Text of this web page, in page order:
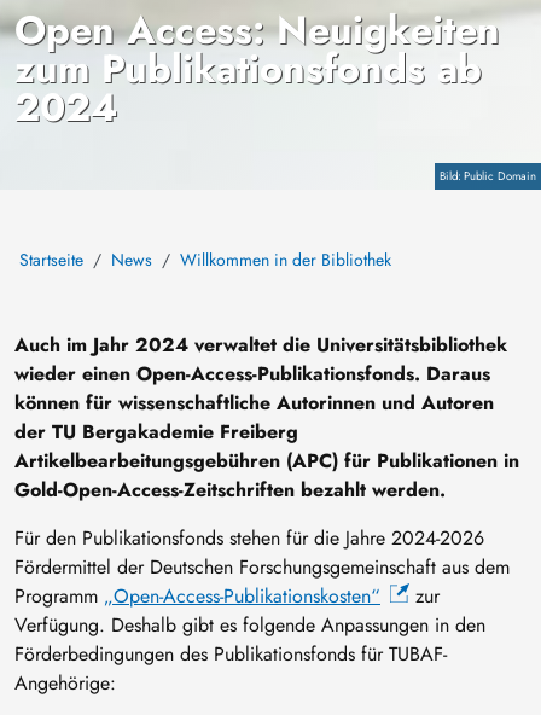
CopyrightPublic Domain
Open Access: Neuigkeiten
zum Publikationsfonds ab
2024
Startseite News Willkommen in der Bibliothek
Auch im Jahr 2024 verwaltet die Universitätsbibliothek
wieder einen Open-Access-Publikationsfonds. Daraus
können für wissenschaftliche Autorinnen und Autoren
der TU Bergakademie Freiberg
Artikelbearbeitungsgebühren (APC) für Publikationen in
Gold-Open-Access-Zeitschriften bezahlt werden.
Für den Publikationsfonds stehen für die Jahre 2024-2026
Fördermittel der Deutschen Forschungsgemeinschaft aus dem
Programm „Open-Access-Publikationskosten“
zur
Verfügung. Deshalb gibt es folgende Anpassungen in den
Förderbedingungen des Publikationsfonds für TUBAF-
Angehörige: